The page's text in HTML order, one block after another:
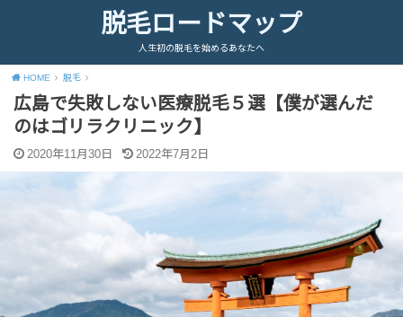
脱毛ロードマップ
人生初の脱毛を始めるあなたへ
HOME 脱毛
広島で失敗しない医療脱毛５選【僕が選んだ
のはゴリラクリニック】
2020年11月30日 2022年7月2日